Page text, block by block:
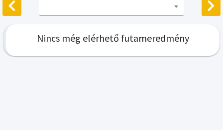
Nincs még elérhető futameredmény